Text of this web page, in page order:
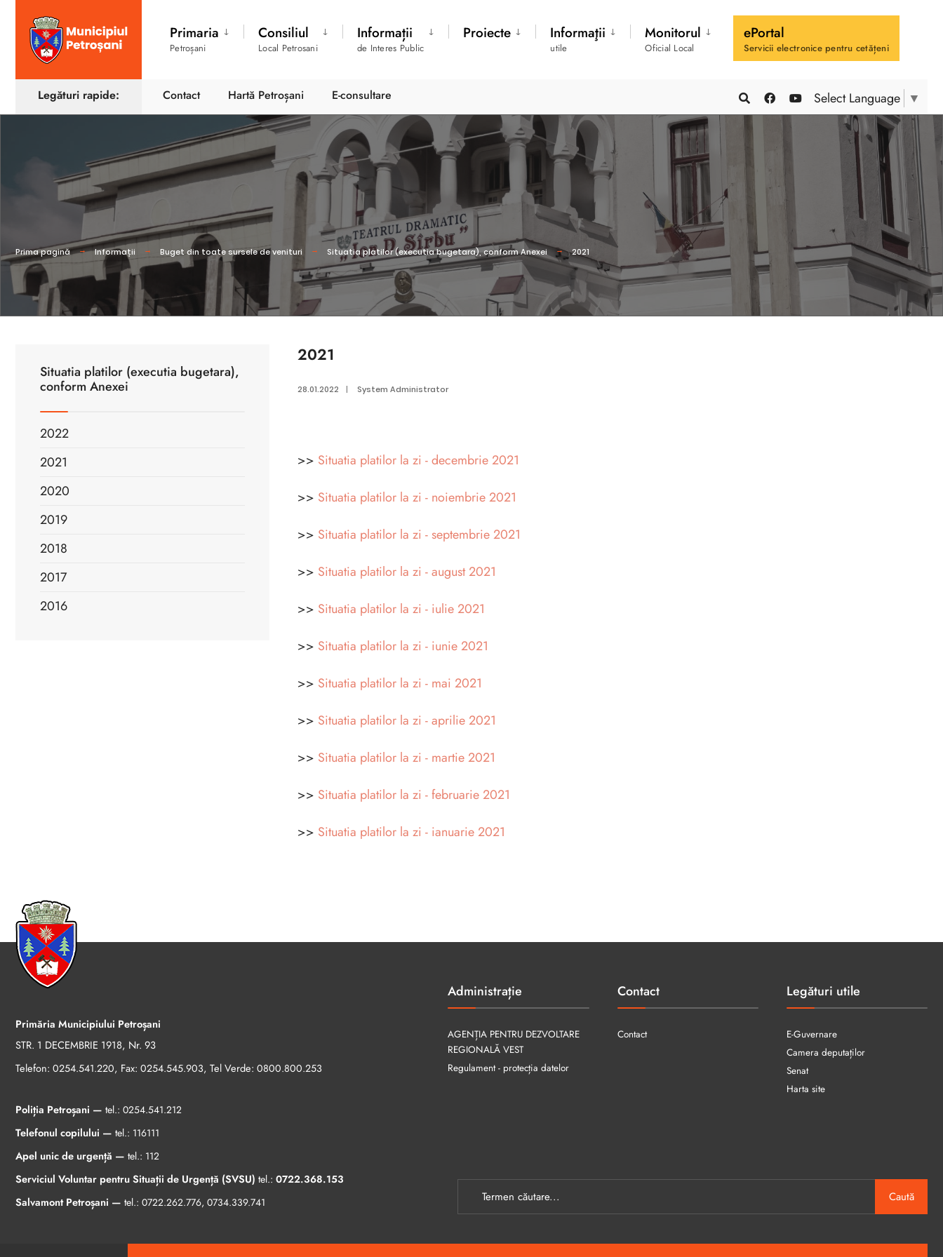
Primaria
Petroșani
Consiliul
Local Petrosani
Informații
de Interes Public
Proiecte Informaţii
utile
Monitorul
Oficial Local
ePortal
Servicii electronice pentru cetățeni
Select Language ▼
Legături rapide: Contact Hartă Petroșani E-consultare
Prima pagină Informații Buget din toate sursele de venituri Situatia platilor (executia bugetara), conform Anexei 2021
2021
28.01.2022 | System Administrator
>> Situatia platilor la zi - decembrie 2021
>> Situatia platilor la zi - noiembrie 2021
>> Situatia platilor la zi - septembrie 2021
>> Situatia platilor la zi - august 2021
>> Situatia platilor la zi - iulie 2021
>> Situatia platilor la zi - iunie 2021
>> Situatia platilor la zi - mai 2021
>> Situatia platilor la zi - aprilie 2021
>> Situatia platilor la zi - martie 2021
>> Situatia platilor la zi - februarie 2021
>> Situatia platilor la zi - ianuarie 2021
Situatia platilor (executia bugetara),
conform Anexei
2022
2021
2020
2019
2018
2017
2016
Primăria Municipiului Petroșani
STR. 1 DECEMBRIE 1918, Nr. 93
Telefon: 0254.541.220, Fax: 0254.545.903, Tel Verde: 0800.800.253
Poliția Petroșani — tel.: 0254.541.212
Telefonul copilului — tel.: 116111
Apel unic de urgență — tel.: 112
Serviciul Voluntar pentru Situații de Urgență (SVSU) tel.: 0722.368.153
Salvamont Petroșani — tel.: 0722.262.776, 0734.339.741
Administrație
AGENȚIA PENTRU DEZVOLTARE
REGIONALĂ VEST
Regulament - protecția datelor
Contact
Contact
Legături utile
E-Guvernare
Camera deputaților
Senat
Harta site
Caută